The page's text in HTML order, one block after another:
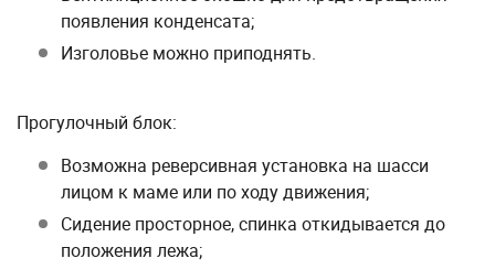
появления конденсата;
Изголовье можно приподнять.
Прогулочный блок:
Возможна реверсивная установка на шасси
лицом к маме или по ходу движения;
Сидение просторное, спинка откидывается до
положения лежа;